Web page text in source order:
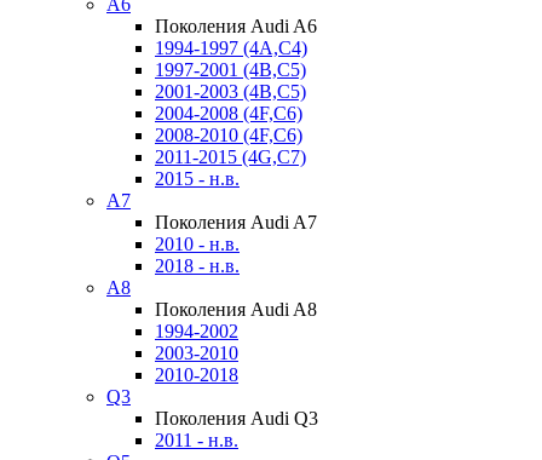
A6
Поколения Audi A6
1994-1997 (4A,C4)
1997-2001 (4B,C5)
2001-2003 (4B,C5)
2004-2008 (4F,C6)
2008-2010 (4F,C6)
2011-2015 (4G,C7)
2015 - н.в.
A7
Поколения Audi A7
2010 - н.в.
2018 - н.в.
A8
Поколения Audi A8
1994-2002
2003-2010
2010-2018
Q3
Поколения Audi Q3
2011 - н.в.